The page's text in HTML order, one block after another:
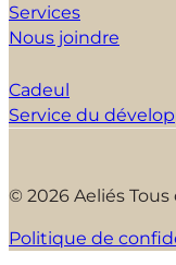
Services
Nous joindre
Cadeul
Service du
© 2026 Aeliés
Politique de